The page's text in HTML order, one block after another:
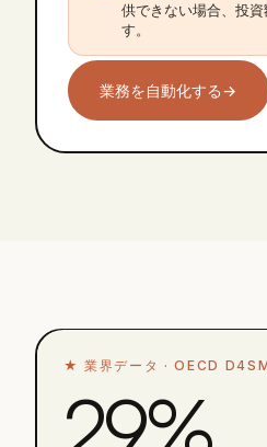
供できない場合、投
す。
業務を自動化する→
★ 業界データ · OECD
29%